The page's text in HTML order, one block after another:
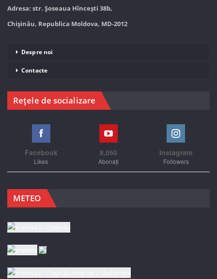
Adresa: str. Șoseaua Hînceşti 38b,
Chișinău, Republica Moldova, MD-2012
Despre noi
Contacte
Rețele de socializare
Facebook
Likes
8,050
Abonați
Instagram
Followers
METEO